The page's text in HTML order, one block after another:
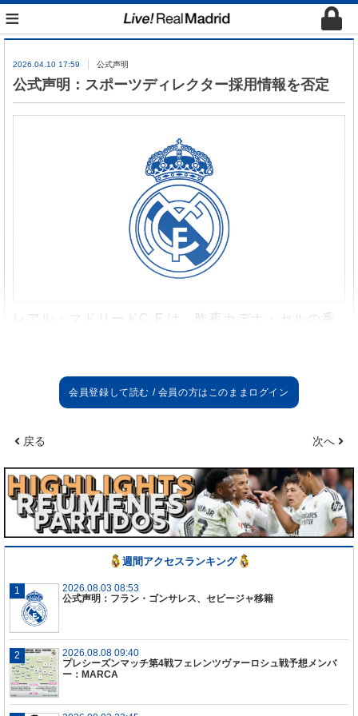
≡
2026.04.10 17:59 公式声明
公式声明：スポーツディレクター採用情報を否定
レアル・マドリードC.F.は、昨夜カデナ・セルの番
レアル・マドリードは、クラブのスポーツ部門がこ
り、それにより数多くのタイトルを獲得し、10年間
上最も成功した時代のひとつを過ごすことができま
した。
戻る 次へ
週間アクセスランキング
2026.08.03 08:53
公式声明：フラン・ゴンサレス、セビージャ移籍
2026.08.08 09:40
プレシーズンマッチ第4戦フェレンツヴァーロシュ戦予想メンバ
ー：MARCA